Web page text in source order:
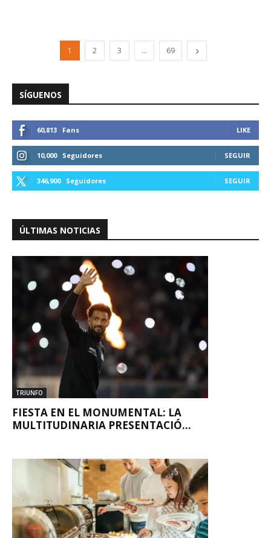
1 2 3 … 69
SÍGUENOS
60,813 Fans LIKE
10,000 Seguidores SEGUIR
346,900 Seguidores SEGUIR
ÚLTIMAS NOTICIAS
TRIUNFO
FIESTA EN EL MONUMENTAL: LA
MULTITUDINARIA PRESENTACIÓ...